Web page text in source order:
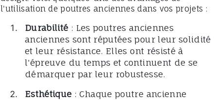
l'utilisation de poutres anciennes dans vos projets :
Durabilité : Les poutres anciennes
anciennes sont réputées pour leur solidité
et leur résistance. Elles ont résisté à
l'épreuve du temps et continuent de se
démarquer par leur robustesse.
Esthétique : Chaque poutre ancienne